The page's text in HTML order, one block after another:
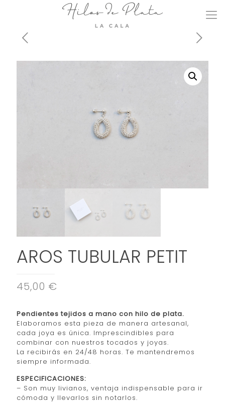
AROS TUBULAR PETIT
45,00 €
Pendientes tejidos a mano con hilo de plata.
Elaboramos esta pieza de manera artesanal,
cada joya es única. Imprescindibles para
combinar con nuestros tocados y joyas.
La recibirás en 24/48 horas. Te mantendremos
siempre informada.
ESPECIFICACIONES:
– Son muy livianos, ventaja indispensable para ir
cómoda y llevarlos sin notarlos.